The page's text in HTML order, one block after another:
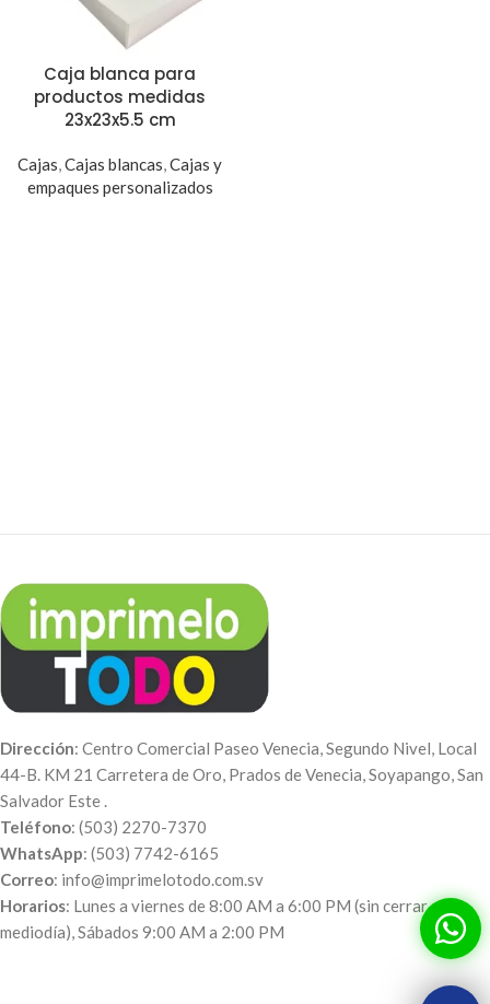
Caja blanca para
productos medidas
23x23x5.5 cm
Cajas,Cajas blancas,Cajas y
empaques personalizados
Dirección: Centro Comercial Paseo Venecia, Segundo Nivel, Local
44-B. KM 21 Carretera de Oro, Prados de Venecia, Soyapango, San
Salvador Este .
Teléfono: (503) 2270-7370
WhatsApp: (503) 7742-6165
Correo: info@imprimelotodo.com.sv
Horarios: Lunes a viernes de 8:00 AM a 6:00 PM (sin cerrar al
mediodía), Sábados 9:00 AM a 2:00 PM